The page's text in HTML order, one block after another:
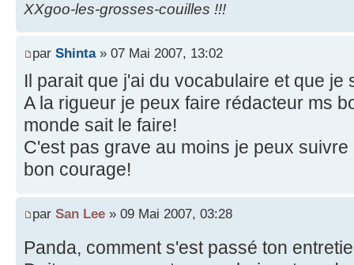
XXgoo-les-grosses-couilles !!!
par Shinta» 07 Mai 2007, 13:02
Il parait que j'ai du vocabulaire et que je
A la rigueur je peux faire rédacteur ms
monde sait le faire!
C'est pas grave au moins je peux
bon courage!
par San Lee » 09 Mai 2007, 03:28
Panda, comment s'est passé ton